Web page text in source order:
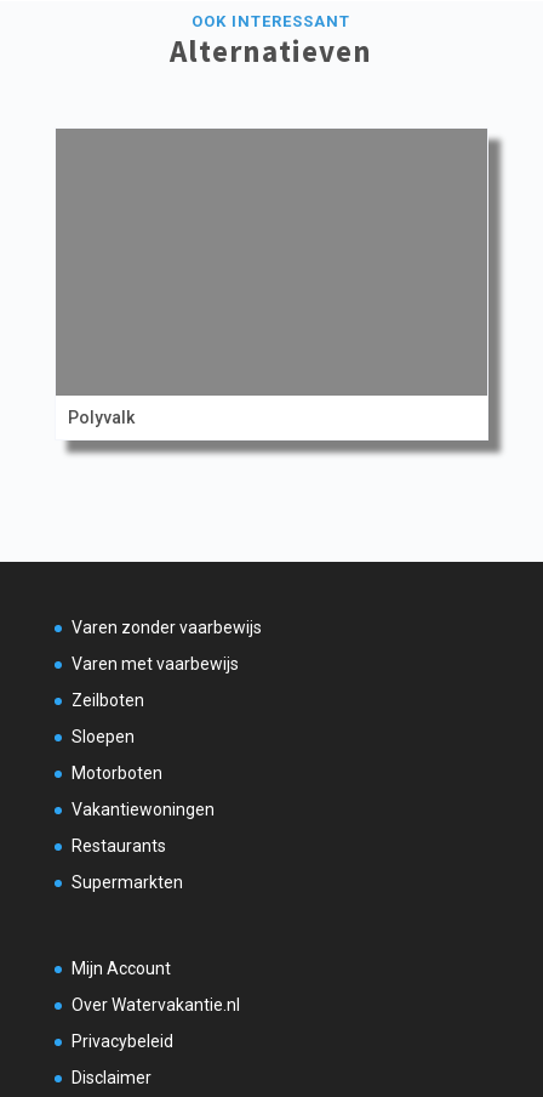
OOK INTERESSANT
Alternatieven
Polyvalk
Varen zonder vaarbewijs
Varen met vaarbewijs
Zeilboten
Sloepen
Motorboten
Vakantiewoningen
Restaurants
Supermarkten
Mijn Account
Over Watervakantie.nl
Privacybeleid
Disclaimer